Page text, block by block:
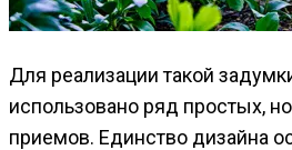
Для реализации такой
использовано ряд простых,
приемов. Единство дизайна